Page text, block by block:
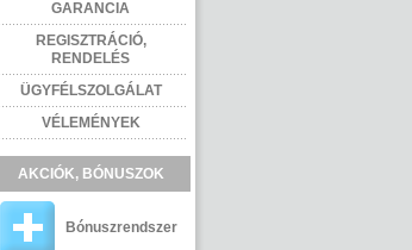
GARANCIA
REGISZTRÁCIÓ,
RENDELÉS
ÜGYFÉLSZOLGÁLAT
VÉLEMÉNYEK
AKCIÓK, BÓNUSZOK
Bónuszrendszer